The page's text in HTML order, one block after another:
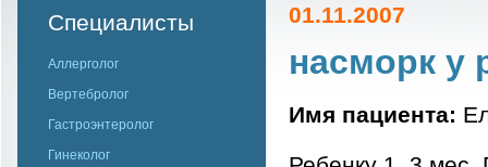
Специалисты
Аллерголог
Вертебролог
Гастроэнтеролог
Гинеколог
01.11.2007
насморк у
Имя пациента: